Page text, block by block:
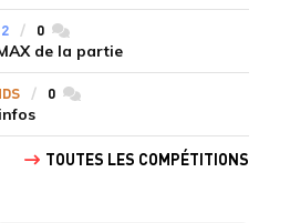
0commentaires
de la partie
0commentaires
TOUTES LES COMPÉTITIONS